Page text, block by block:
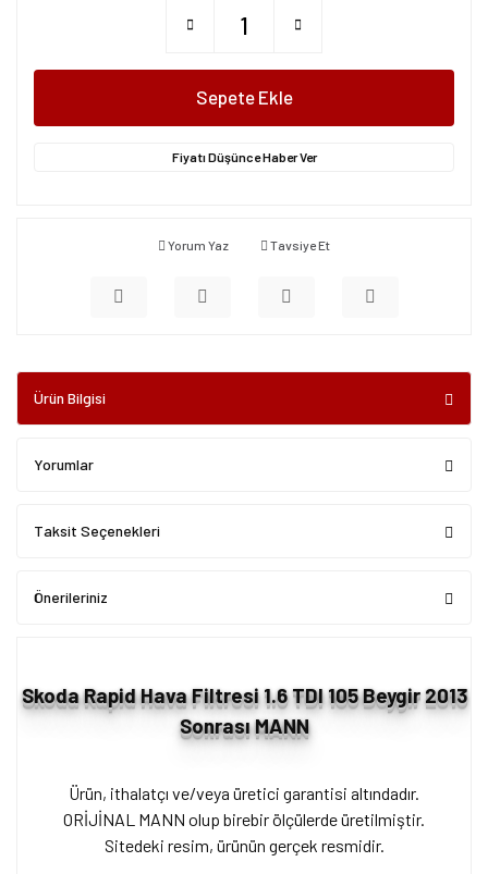
Sepete Ekle
Fiyatı Düşünce Haber Ver
Yorum Yaz Tavsiye Et
Ürün Bilgisi
Yorumlar
Taksit Seçenekleri
Önerileriniz
Skoda Rapid Hava Filtresi 1.6 TDI 105 Beygir 2013
Sonrası MANN
Ürün, ithalatçı ve/veya üretici garantisi altındadır.
ORİJİNAL MANN olup birebir ölçülerde üretilmiştir.
Sitedeki resim, ürünün gerçek resmidir.